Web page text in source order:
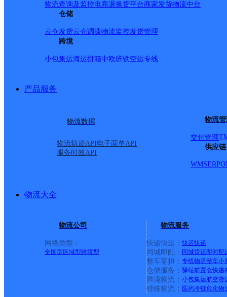
物流查询及监控电商退换货平台商家发货物流中台
仓储
云仓发货云仓调拨物流监控发货管理
跨境
小包集运海运拼箱中欧班铁空运专线
产品服务
物流数据
物流轨迹API电子面单API
服务时效API
物流
交付管理
供应链
WMSERP
物流大全
物流公司
网络类型：
全国型 区域型跨境型
物流服务
快递快运： 快运快递
同城即配： 同城货运即时配
整车零担： 专线物流整车小
仓储服务： 驿站前置仓快递
跨境物流： 小包集运航空货
特殊物流： 医药冷链危化物
更多号码地址：创业大厦院内
派送范围:小区：河阳小区，河旭小区，河阳新区，河瑞小区
区，河锦小区，河明小区，河兴小区，河凯小区，富海花园
最远送至与河滨路交叉口，南最远送至与阳河路交叉口。 海
合乡。 孤岛镇（镇上自提） 负责人：王玉军 手机：
东营
派送范围:西城区：南二路以北，北二路以南，华山路以西，
路派送北二路以南黄河路以北，西二路派送黄河路至北二路
路派送北二路以南南二路以北，云门山路南一路以南不派送
0546-8088803 地址：东营市东城区东二路与府前街交叉口黄
洋路全境，胜利大街全境，郑州路全境，淮河路全境，金辰
东路全境，荣泰路全境，华泰路全境，安泰中路全境 ，幸福
6399211、15057177098、18654660397 地址：东营市北二
西），燕山路全境，西三路派送北二路以南南二路以北，西
以东，南二路派送华山路以西西五路以东。 六户镇。
东营利津县
地址：利三路南首沿街商业用房
派送范围:利津县城内、开发区、（只限陈庄镇、盐窝镇、北